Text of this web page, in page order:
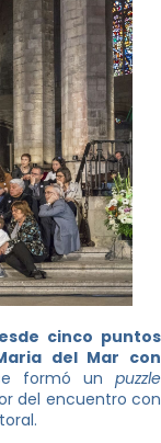
cinco puntos
del Mar con
formó un puzzle
del encuentro con